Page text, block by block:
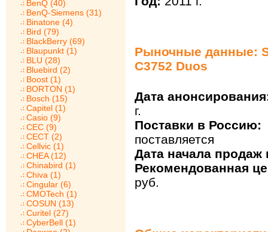
BenQ (40)
BenQ-Siemens (31)
Binatone (4)
Bird (79)
BlackBerry (69)
Blaupunkt (1)
BLU (28)
Bluebird (2)
Boost (1)
BORTON (1)
Bosch (15)
Capitel (1)
Casio (9)
CEC (9)
CECT (2)
Cellvic (1)
CHEA (12)
Chinabird (1)
Chiva (1)
Cingular (6)
CMOTech (1)
COSUN (13)
Curitel (27)
CyberBell (1)
Рыночные данные:
C3752 Duos
Дата
г.
Поставки в Россию:
поставляется
Дата начала продаж
Рекомендованная
руб.